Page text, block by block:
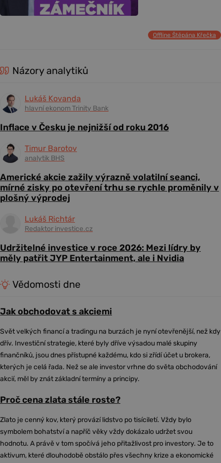
Offline Štěpána Křečka
Názory analytiků
Lukáš Kovanda
hlavní ekonom Trinity Bank
Inflace v Česku je nejnižší od roku 2016
Timur Barotov
analytik BHS
Americké akcie zažily výrazně volatilní seanci,
mírné zisky po otevření trhu se rychle proměnily v
plošný výprodej
Lukáš Richtár
Redaktor investice.cz
Udržitelné investice v roce 2026: Mezi lídry by
měly patřit JYP Entertainment, ale i Nvidia
Vědomosti dne
Jak obchodovat s akciemi
Svět velkých financí a tradingu na burzách je nyní otevřenější, než kdy
dřív. Investiční strategie, které byly dříve výsadou malé skupiny
finančníků, jsou dnes přístupné každému, kdo si zřídí účet u brokera,
kterých je celá řada. Než se ale investor vrhne do světa obchodování
akcií, měl by znát základní termíny a principy.
Proč cena zlata stále roste?
Zlato je cenný kov, který provází lidstvo po tisíciletí. Vždy bylo
symbolem bohatství a napříč věky vždy dokázalo udržet svou
hodnotu. A právě v tom spočívá jeho přitažlivost pro investory. Je to
aktivum, které dlouhodobě obstálo přes všechny krize a ekonomické